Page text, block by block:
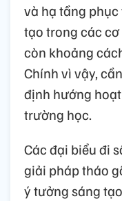
và hạ tầng
tạo trong các
còn khoảng
Chính vì vậy,
định hướng
trường học.
Các đại biểu đi
giải pháp tháo
ý tưởng sáng